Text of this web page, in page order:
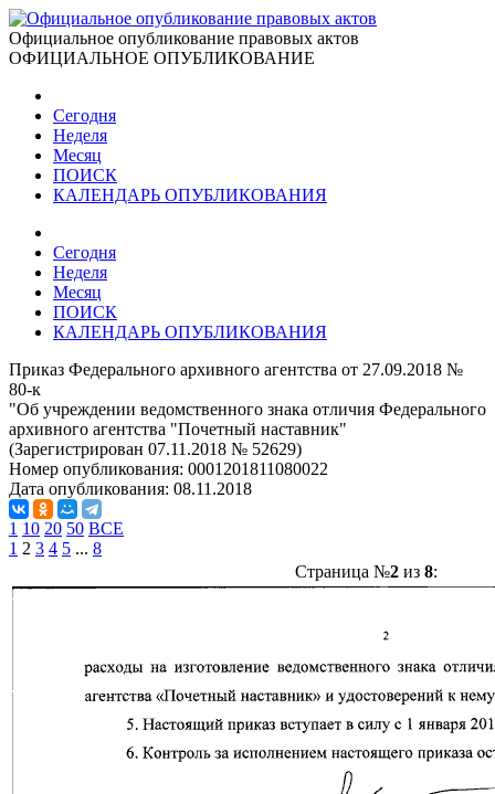
Официальное опубликование правовых актов
ОФИЦИАЛЬНОЕ ОПУБЛИКОВАНИЕ
Сегодня
Неделя
Месяц
ПОИСК
КАЛЕНДАРЬ ОПУБЛИКОВАНИЯ
Сегодня
Неделя
Месяц
ПОИСК
КАЛЕНДАРЬ ОПУБЛИКОВАНИЯ
Приказ Федерального архивного агентства от 27.09.2018 №
80-к
"Об учреждении ведомственного знака отличия Федерального
архивного агентства "Почетный наставник"
(Зарегистрирован 07.11.2018 № 52629)
Номер опубликования: 0001201811080022
Дата опубликования: 08.11.2018
1 10 20 50 ВСЕ
1 2 3 4 5 ... 8
Страница №2из 8: